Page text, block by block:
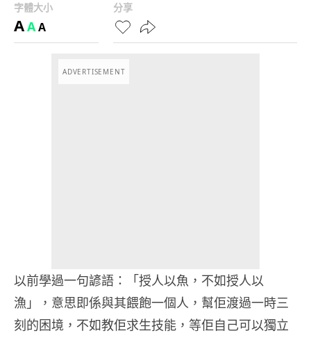
字體大小
AAA
分享
ADVERTISEMENT
以前學過一句諺語：「授人以魚，不如授人以
漁」，意思即係與其餵飽一個人，幫佢渡過一時三
刻的困境，不如教佢求生技能，等佢自己可以獨立